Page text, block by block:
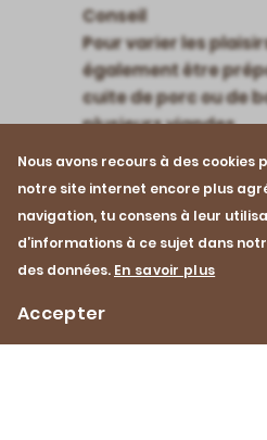
Nous avons recours à des cookies
notre site internet encore plus
navigation, tu consens à leur
d’informations à ce sujet dans
des données. En savoir plus
Accepter
Conseil
Pour varier les
également être
cuite de porc ou de
plusieurs viandes.
Printemps